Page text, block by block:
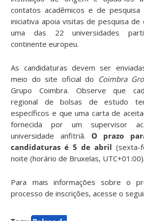
contatos acadêmicos e de pesquisa
iniciativa apoia visitas de pesquisa de
uma das 22 universidades
continente europeu.
As candidaturas devem ser
meio do site oficial do Coimbra
Grupo Coimbra. Observe que
regional de bolsas de estudo
específicos e que uma carta de
fornecida por um supervisor
universidade anfitriã. O prazo
candidaturas é 5 de abril (sexta-
noite (horário de Bruxelas, UTC+01:00).
Para mais informações sobre o
processo de inscrições, acesse o